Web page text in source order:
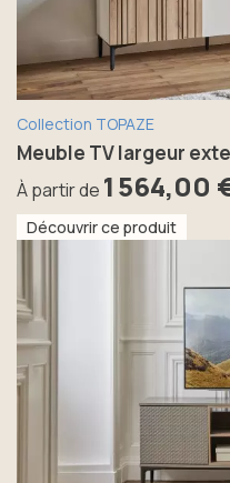
Collection TOPAZE
Meuble TV largeur
À partir de 1 564,00
Découvrir ce produit